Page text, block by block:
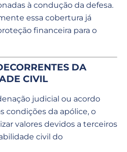
à condução da defesa.
essa cobertura já
financeira para o
DA
CIVIL
judicial ou acordo
condições da apólice, o
valores devidos a terceiros
civil do